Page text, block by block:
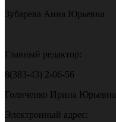
Зубарева Анна Юрьевна
Главный редактор:
8(383-43) 2-06-56
Голиченко Ирина Юрьевна
Электронный адрес: